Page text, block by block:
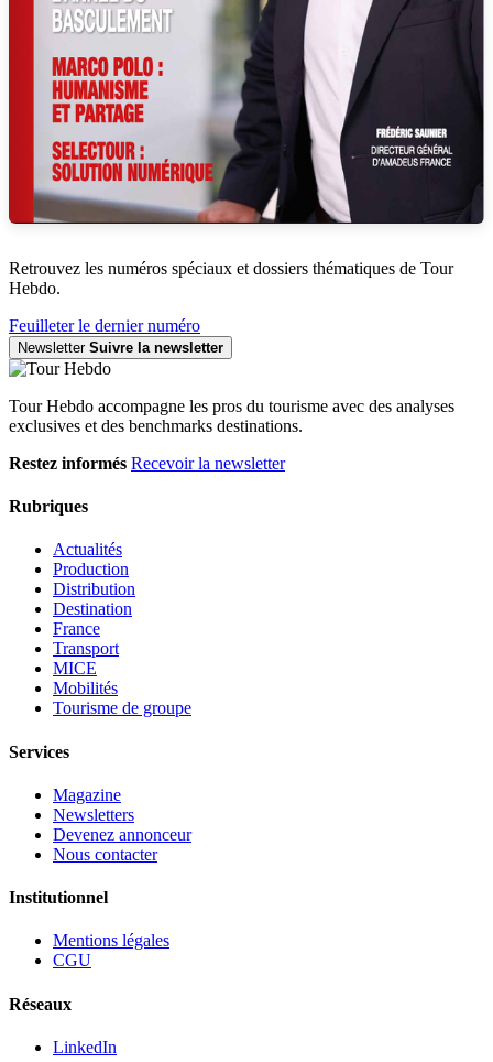
Retrouvez les numéros spéciaux et dossiers thématiques de Tour
Hebdo.
Feuilleter le dernier numéro
Newsletter Suivre la newsletter
Tour Hebdo accompagne les pros du tourisme avec des analyses
exclusives et des benchmarks destinations.
Restez informés Recevoir la newsletter
Rubriques
Actualités
Production
Distribution
Destination
France
Transport
MICE
Mobilités
Tourisme de groupe
Services
Magazine
Newsletters
Devenez annonceur
Nous contacter
Institutionnel
Mentions légales
CGU
Réseaux
LinkedIn